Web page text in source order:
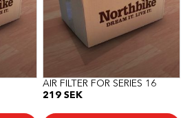
AIR FILTER FOR SERIES 16
219 SEK